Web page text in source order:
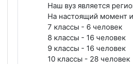
Наш вуз является
На настоящий момент
7 классы - 6 человек
8 классы - 16 человек
9 классы - 16 человек
10 классы - 28 человек